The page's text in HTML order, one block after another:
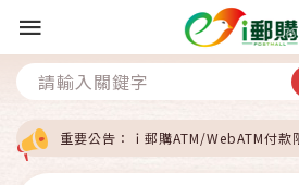
重要公告：ｉ郵購ATM/WebATM付款